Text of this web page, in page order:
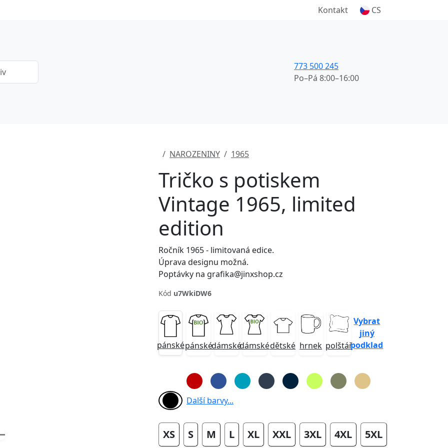
Kontakt CS
773 500 245
Po–Pá 8:00–16:00
NAROZENINY 1965
Tričko s potiskem
Vintage 1965, limited
edition
Ročník 1965 - limitovaná edice.
Úprava designu možná.
Poptávky na grafika@jinxshop.cz
Kód u7WkiDW6
pánsképánskédámskédámskédětské hrnek polštář
Vybrat
jiný
podklad
Další barvy...
XS S M L XL XXL 3XL 4XL 5XL